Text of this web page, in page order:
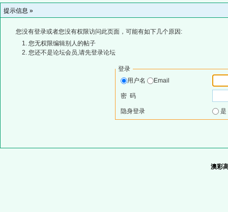
提示信息 »
您没有登录或者您没有权限访问此页面，可能有如下几个原因:
您无权限编辑别人的帖子
您还不是论坛会员,请先登录论坛
登录
用户名
Email
密 码
隐身登录
澳彩